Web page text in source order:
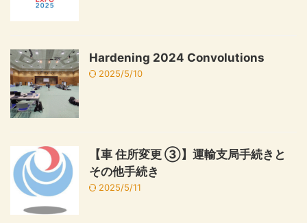
Hardening 2024 Convolutions
2025/5/10
【車 住所変更 ③】運輸支局手続きと
その他手続き
2025/5/11